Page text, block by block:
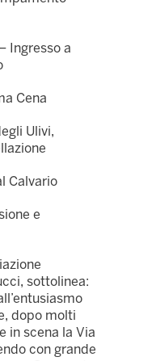
Ingresso a
Cena
Ulivi,
Calvario
e
sottolinea:
dopo molti
in scena la Via
con grande